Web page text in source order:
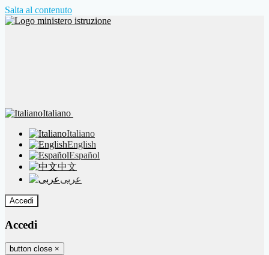
Salta al contenuto
Italiano
Italiano
English
Español
中文
عربى
Accedi
Accedi
button close ×